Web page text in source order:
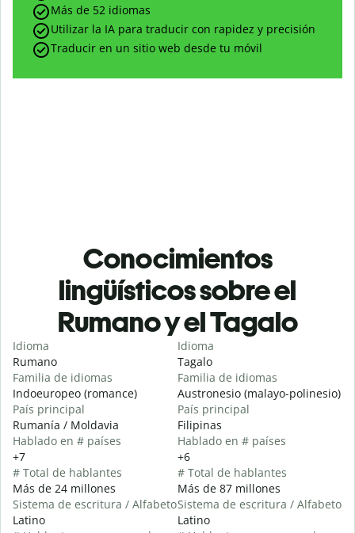
Más de 52 idiomas
Utilizar la IA para traducir con rapidez y precisión
Traducir en un sitio web desde tu móvil
Conocimientos
lingüísticos sobre el
Rumano y el Tagalo
Idioma
Rumano
Familia de idiomas
Indoeuropeo (romance)
País principal
Rumanía / Moldavia
Hablado en # países
+7
# Total de hablantes
Más de 24 millones
Sistema de escritura / Alfabeto
Latino
Idioma
Tagalo
Familia de idiomas
Austronesio (malayo-polinesio)
País principal
Filipinas
Hablado en # países
+6
# Total de hablantes
Más de 87 millones
Sistema de escritura / Alfabeto
Latino